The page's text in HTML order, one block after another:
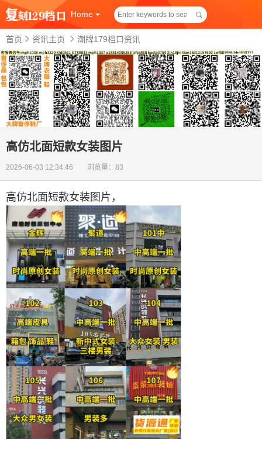
Home
首页 资讯主页 潮牌179档口资讯
高仿北面短款女装图片
2026-06-03 12:34:46 浏览量：83
高仿北面短款女装图片 ，